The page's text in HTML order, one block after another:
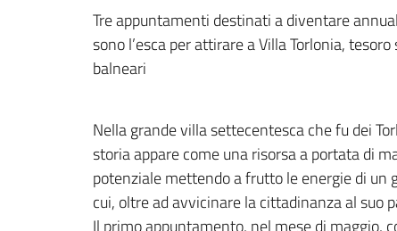
Tre appuntamenti destinati a diventare
sono l’esca per attirare a Villa Torlonia,
balneari
Nella grande villa settecentesca che fu dei
storia appare come una risorsa a portata di
potenziale mettendo a frutto le energie di
cui, oltre ad avvicinare la cittadinanza al suo
Il primo appuntamento, nel mese di maggio,